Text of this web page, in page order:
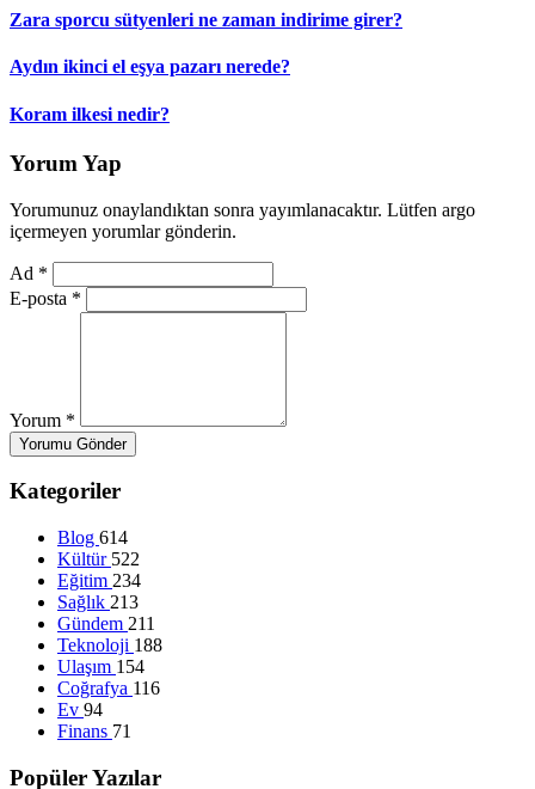
Zara sporcu sütyenleri ne zaman indirime girer?
Aydın ikinci el eşya pazarı nerede?
Koram ilkesi nedir?
Yorum Yap
Yorumunuz onaylandıktan sonra yayımlanacaktır. Lütfen argo
içermeyen yorumlar gönderin.
Ad *
E-posta *
Yorum *
Yorumu Gönder
Kategoriler
Blog 614
Kültür 522
Eğitim 234
Sağlık 213
Gündem 211
Teknoloji 188
Ulaşım 154
Coğrafya 116
Ev 94
Finans 71
Popüler Yazılar